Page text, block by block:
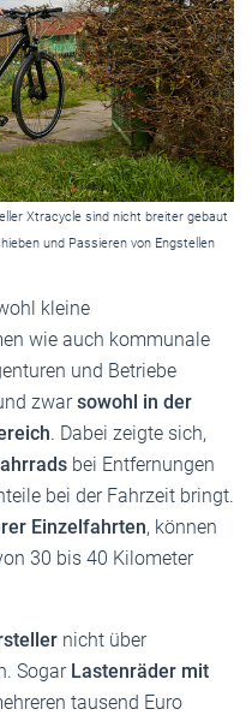
Xtracycle sind nicht breiter gebaut
und Passieren von Engstellen
kleine
wie auch kommunale
und Betriebe
zwarsowohl in der
. Dabei zeigte sich,
bei Entfernungen
bei der Fahrzeit bringt.
Einzelfahrten, können
30 bis 40 Kilometer
nicht über
Sogar Lastenräder mit
tausend Euro